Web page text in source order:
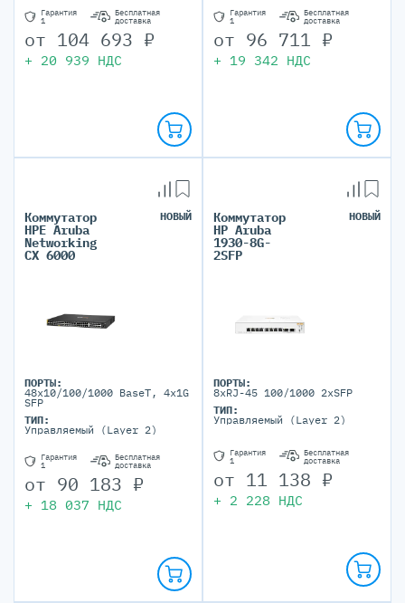
Гарантия
1
Бесплатная
доставка
от 104 693 ₽
+ 20 939 НДС
Гарантия
1
Бесплатная
доставка
от 96 711 ₽
+ 19 342 НДС
Коммутатор
HPE Aruba
Networking
CX 6000
НОВЫЙ
ПОРТЫ:
48x10/100/1000 BaseT, 4x1G
SFP
ТИП:
Управляемый (Layer 2)
Гарантия
1
Бесплатная
доставка
от 90 183 ₽
+ 18 037 НДС
Коммутатор
HP Aruba
1930-8G-
2SFP
НОВЫЙ
ПОРТЫ:
8xRJ-45 100/1000 2xSFP
ТИП:
Управляемый (Layer 2)
Гарантия
1
Бесплатная
доставка
от 11 138 ₽
+ 2 228 НДС